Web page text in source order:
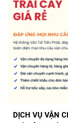
DỊCH VỤ VẬN